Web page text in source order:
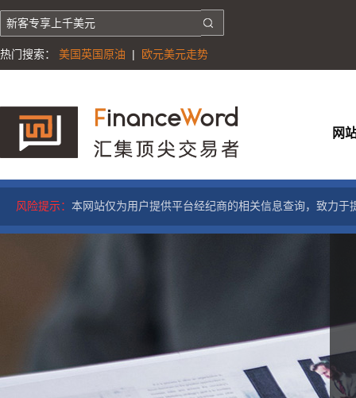
热门搜索： 美国英国原油 | 欧元美元走势
网
风险提示： 本网站仅为用户提供平台经纪商的相关信息查询，致力